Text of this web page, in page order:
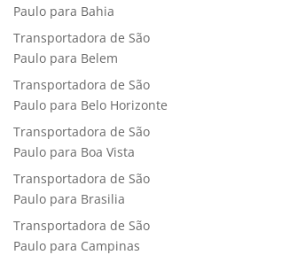
Paulo para Bahia
Transportadora de São
Paulo para Belem
Transportadora de São
Paulo para Belo Horizonte
Transportadora de São
Paulo para Boa Vista
Transportadora de São
Paulo para Brasilia
Transportadora de São
Paulo para Campinas